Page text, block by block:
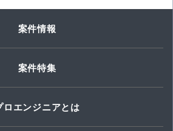
案件情報
案件特集
ロエンジニアとは